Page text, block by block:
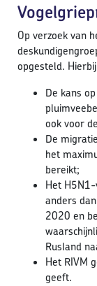
Op verzoek van
opgesteld.
De kans
ook voor
De
het
bereikt;
Het
anders
2020 en
Rusland
Het RIVM
geeft.